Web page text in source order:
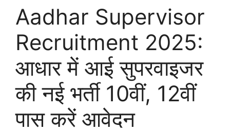
Aadhar Supervisor
Recruitment 2025:
आधार में आई सुपरवाइजर
की नई भर्ती 10वीं, 12वीं
पास करें आवेदन